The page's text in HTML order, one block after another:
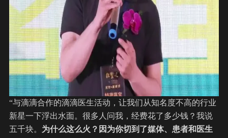
“与滴滴合作的滴滴医生活动，让我们从知名度不高的行业
新星一下浮出水面。很多人问我，经费花了多少钱？我说
五千块。 为什么这么火？因为你切到了媒体、患者和医生